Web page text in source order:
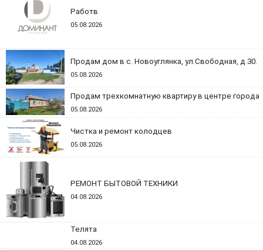
Работв
05.08.2026
Продам дом в с. Новоуглянка, ул.Свободная, д.30.
05.08.2026
Продам трехкомнатную квартиру в центре города
05.08.2026
Чистка и ремонт колодцев
05.08.2026
РЕМОНТ БЫТОВОЙ ТЕХНИКИ
04.08.2026
Телята
04.08.2026